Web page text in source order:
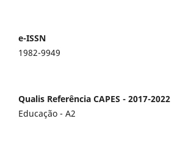
e-ISSN
1982-9949
Qualis Referência CAPES - 2017-2022
Educação - A2